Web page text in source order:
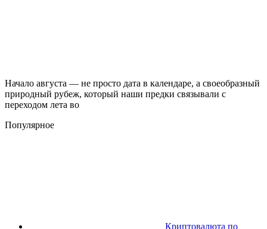
Начало августа — не просто дата в календаре, а своеобразный
природный рубеж, который наши предки связывали с
переходом лета во
Популярное
Криптовалюта по